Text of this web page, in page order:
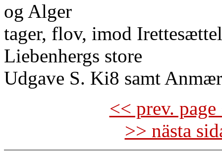
og Alger
tager, flov, imod
Liebenhergs store
Udgave S. Ki8 samt
<< prev.
>> nästa